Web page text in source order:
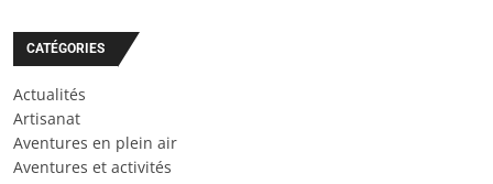
CATÉGORIES
Actualités
Artisanat
Aventures en plein air
Aventures et activités